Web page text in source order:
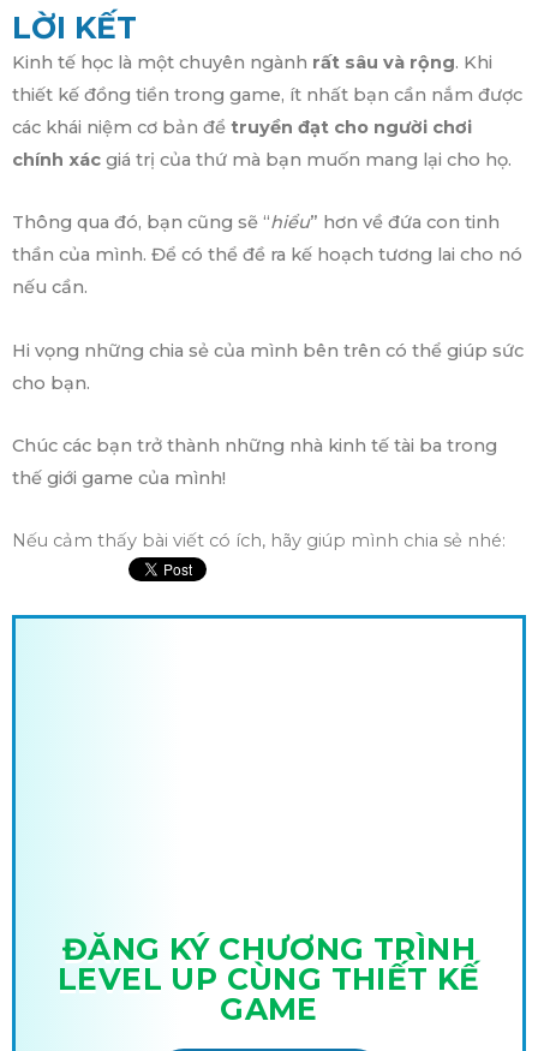
LỜI KẾT
Kinh tế học là một chuyên ngành rất sâu và rộng. Khi
thiết kế đồng tiền trong game, ít nhất bạn cần nắm được
các khái niệm cơ bản để truyền đạt cho người chơi
chính xác giá trị của thứ mà bạn muốn mang lại cho họ.
Thông qua đó, bạn cũng sẽ “hiểu” hơn về đứa con tinh
thần của mình. Để có thể đề ra kế hoạch tương lai cho nó
nếu cần.
Hi vọng những chia sẻ của mình bên trên có thể giúp sức
cho bạn.
Chúc các bạn trở thành những nhà kinh tế tài ba trong
thế giới game của mình!
Nếu cảm thấy bài viết có ích, hãy giúp mình chia sẻ nhé:
ĐĂNG KÝ CHƯƠNG TRÌNH
LEVEL UP CÙNG THIẾT KẾ
GAME